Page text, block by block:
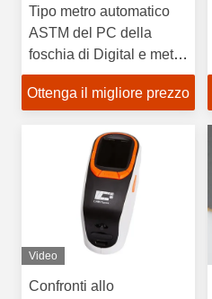
Tipo metro automatico
ASTM del PC della
foschia di Digital e metro
di vetro della
trasparenza di iso
Ottenga il migliore prezzo
Video
Confronti allo